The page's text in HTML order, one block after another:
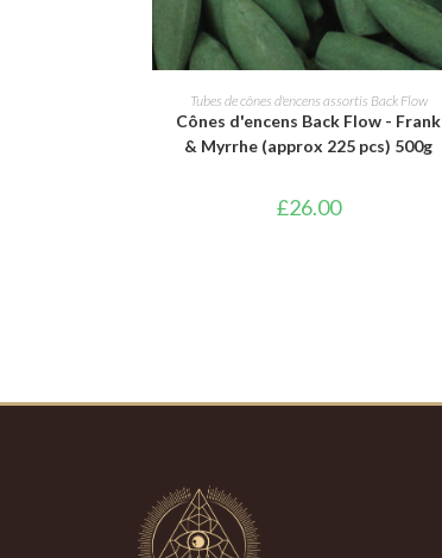
AJOUTER AU PANIER
Tubes de cônes d'encens assortis Back Flow
Cônes d'encens Back Flow - Frank
& Myrrhe (approx 225 pcs) 500g
£26.00